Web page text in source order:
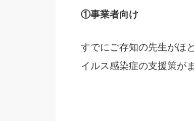
①事業者向け
すでにご存知の先生がほ
イルス感染症の支援策が